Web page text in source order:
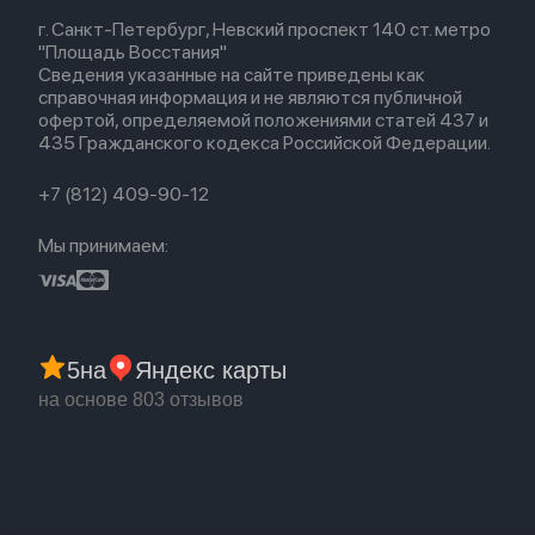
Airpods (1-е)
EarPods
Политика конфиденциальности
Оплата и доставка
Партнерская программа
Гарантия
Обмен и возврат
Бонусы
Новые поступления
Популярное
Акции
г. Санкт-Петербург, Невский проспект 140 ст. метро
"Площадь Восстания"
Сведения указанные на сайте приведены как
справочная информация и не являются публичной
офертой, определяемой положениями статей 437 и
435 Гражданского кодекса Российской Федерации.
+7 (812) 409-90-12
Мы принимаем:
5на Яндекс карты
на основе 803 отзывов